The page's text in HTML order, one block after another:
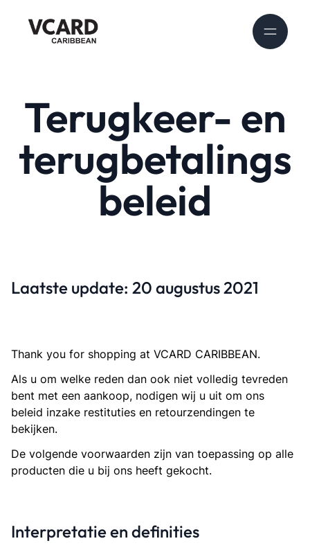
Terugkeer- en
terugbetalings
beleid
Laatste update: 20 augustus 2021
Thank you for shopping at VCARD CARIBBEAN.
Als u om welke reden dan ook niet volledig tevreden
bent met een aankoop, nodigen wij u uit om ons
beleid inzake restituties en retourzendingen te
bekijken.
De volgende voorwaarden zijn van toepassing op alle
producten die u bij ons heeft gekocht.
Interpretatie en definities